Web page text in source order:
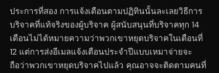
ประการที่สอง การแจ้งเตือนตามปฏิทินนั้นละเลยวิธีการ
บริจาคที่แท้จริงของผู้บริจาค ผู้สนับสนุนที่บริจาคทุก 14
เดือนไม่ได้หมายความว่าพวกเขาหยุดบริจาคในเดือนที่
12 แต่การส่งอีเมลแจ้งเตือนประจำปีแบบเหมาจ่ายจะ
ถือว่าพวกเขาหยุดบริจาคไปแล้ว คุณอาจจะติดตามคนที่